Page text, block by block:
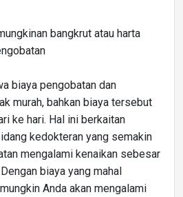
bangkrut atau harta
biaya pengobatan dan
murah, bahkan biaya tersebut
ke hari. Hal ini berkaitan
kedokteran yang semakin
mengalami kenaikan sebesar
biaya yang mahal
Anda akan mengalami